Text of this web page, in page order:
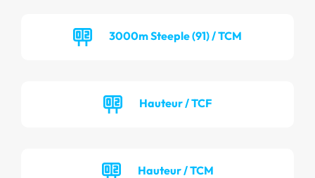
3000m Steeple (91) / TCM
Hauteur / TCF
Hauteur / TCM